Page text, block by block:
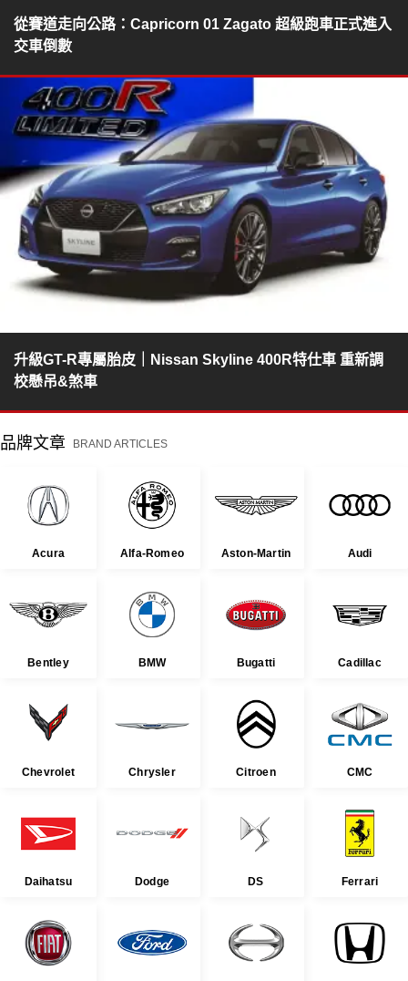
從賽道走向公路：Capricorn 01 Zagato 超級跑車正式進入
交車倒數
升級GT-R專屬胎皮｜Nissan Skyline 400R特仕車 重新調
校懸吊&煞車
品牌文章 BRAND ARTICLES
Acura Alfa-Romeo Aston-Martin Audi
Bentley BMW Bugatti Cadillac
Chevrolet Chrysler Citroen CMC
Daihatsu Dodge DS Ferrari